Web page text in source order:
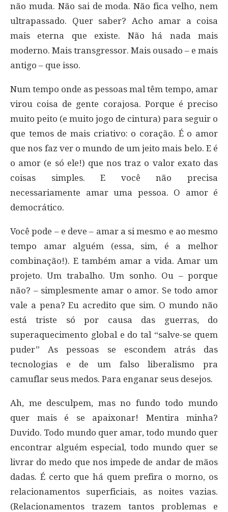
não muda. Não sai de moda. Não fica velho, nem
ultrapassado. Quer saber? Acho amar a coisa
mais eterna que existe. Não há nada mais
moderno. Mais transgressor. Mais ousado – e mais
antigo – que isso.
Num tempo onde as pessoas mal têm tempo, amar
virou coisa de gente corajosa. Porque é preciso
muito peito (e muito jogo de cintura) para seguir o
que temos de mais criativo: o coração. É o amor
que nos faz ver o mundo de um jeito mais belo. E é
o amor (e só ele!) que nos traz o valor exato das
coisas simples. E você não precisa
necessariamente amar uma pessoa. O amor é
democrático.
Você pode – e deve – amar a si mesmo e ao mesmo
tempo amar alguém (essa, sim, é a melhor
combinação!). E também amar a vida. Amar um
projeto. Um trabalho. Um sonho. Ou – porque
não? – simplesmente amar o amor. Se todo amor
vale a pena? Eu acredito que sim. O mundo não
está triste só por causa das guerras, do
superaquecimento global e do tal “salve-se quem
puder” As pessoas se escondem atrás das
tecnologias e de um falso liberalismo pra
camuflar seus medos. Para enganar seus desejos.
Ah, me desculpem, mas no fundo todo mundo
quer mais é se apaixonar! Mentira minha?
Duvido. Todo mundo quer amar, todo mundo quer
encontrar alguém especial, todo mundo quer se
livrar do medo que nos impede de andar de mãos
dadas. É certo que há quem prefira o morno, os
relacionamentos superficiais, as noites vazias.
(Relacionamentos trazem tantos problemas e